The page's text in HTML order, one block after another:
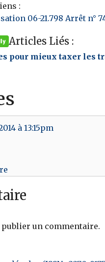
:
06-21.798 Arrêt n°
Articles Liés :
pour mieux taxer les
à 13:15pm
un commentaire.